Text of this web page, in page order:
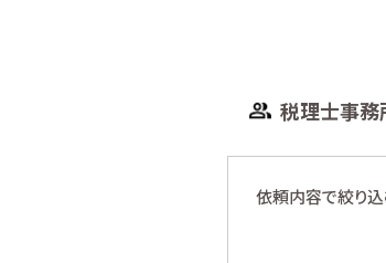
税理士事務
依頼内容で絞り